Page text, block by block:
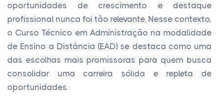
oportunidades de crescimento e destaque
profissional nunca foi tão relevante. Nesse contexto,
o Curso Técnico em Administração na modalidade
de Ensino a Distância (EAD) se destaca como uma
das escolhas mais promissoras para quem busca
consolidar uma carreira sólida e repleta de
oportunidades.